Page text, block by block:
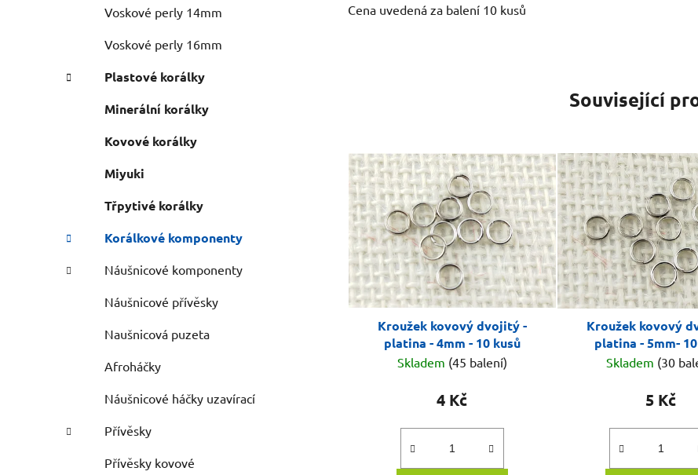
Voskové perly 14mm
Voskové perly 16mm
Plastové korálky
Minerální korálky
Kovové korálky
Miyuki
Třpytivé korálky
Korálkové komponenty
Náušnicové komponenty
Náušnicové přívěsky
Naušnicová puzeta
Afroháčky
Náušnicové háčky uzavírací
Přívěsky
Přívěsky kovové
Cena uvedená za balení 10 kusů
Související
Kroužek kovový dvojitý -
platina - 4mm - 10 kusů
Skladem (45 balení)
4 Kč
Kroužek kovový
platina - 5mm-
Skladem (30
5 Kč